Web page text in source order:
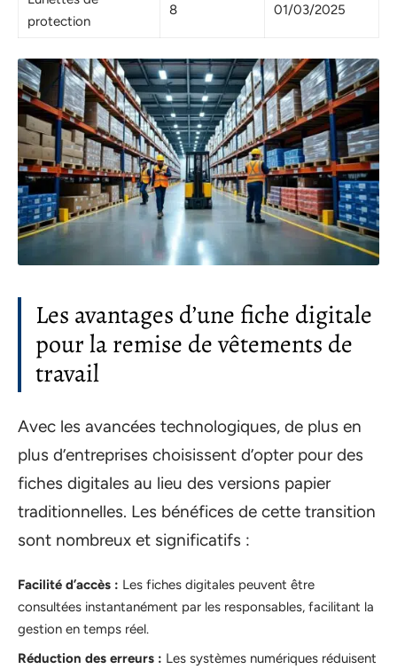
protection
8 01/03/2025
Les avantages d’une fiche digitale
pour la remise de vêtements de
travail
Avec les avancées technologiques, de plus en
plus d’entreprises choisissent d’opter pour des
fiches digitales au lieu des versions papier
traditionnelles. Les bénéfices de cette transition
sont nombreux et significatifs :
Facilité d’accès : Les fiches digitales peuvent être
consultées instantanément par les responsables, facilitant la
gestion en temps réel.
Réduction des erreurs : Les systèmes numériques réduisent